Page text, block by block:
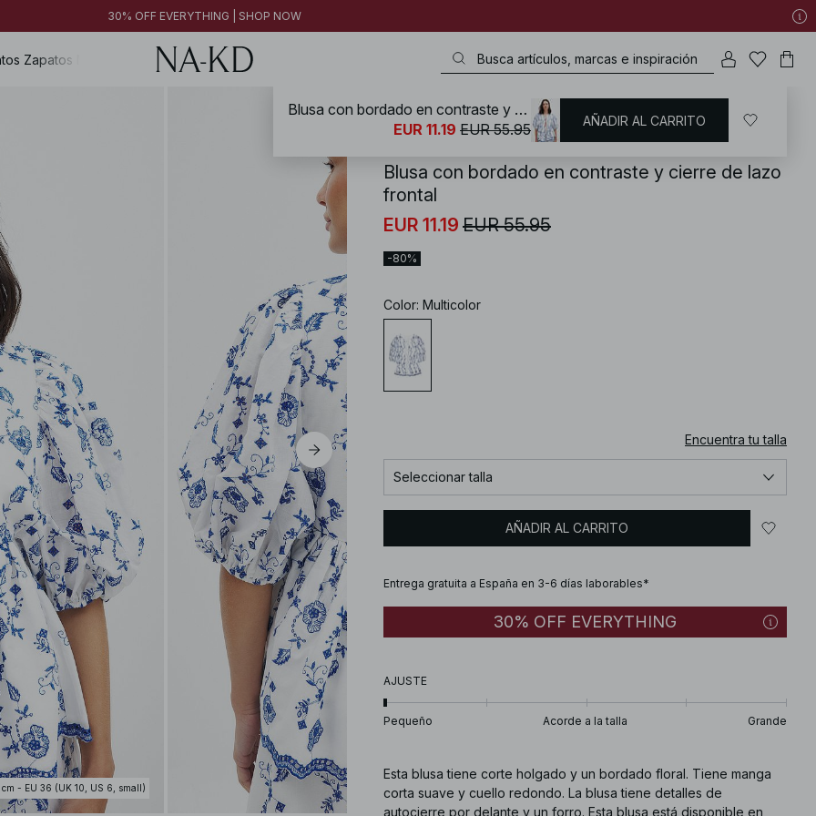
FINAL SALE | SHOP NOW
FINAL SALE | SHOP NOW
30% OFF EVERYTHING | SHOP NOW
Zapatos
cm - EU 36 (UK 10, US 6, small)
NA-KD / Camisas y blusas / Blusas Blusa con lazos
Blusa con bordado en contraste y cierre de lazo
frontal
EUR 11.19 EUR 55.95
-80%
Color: Multicolor
Encuentra tu talla
Seleccionar talla
AÑADIR AL CARRITO
Entrega gratuita a España en 3-6 días laborables*
30% OFF EVERYTHING
AJUSTE
Pequeño Acorde a la talla Grande
Esta blusa tiene corte holgado y un bordado floral. Tiene manga
corta suave y cuello redondo. La blusa tiene detalles de
autocierre por delante y un forro. Esta blusa está disponible en
Blusa con bordado en contraste y cierre de lazo frontal
EUR 11.19 EUR 55.95 AÑADIR AL CARRITO